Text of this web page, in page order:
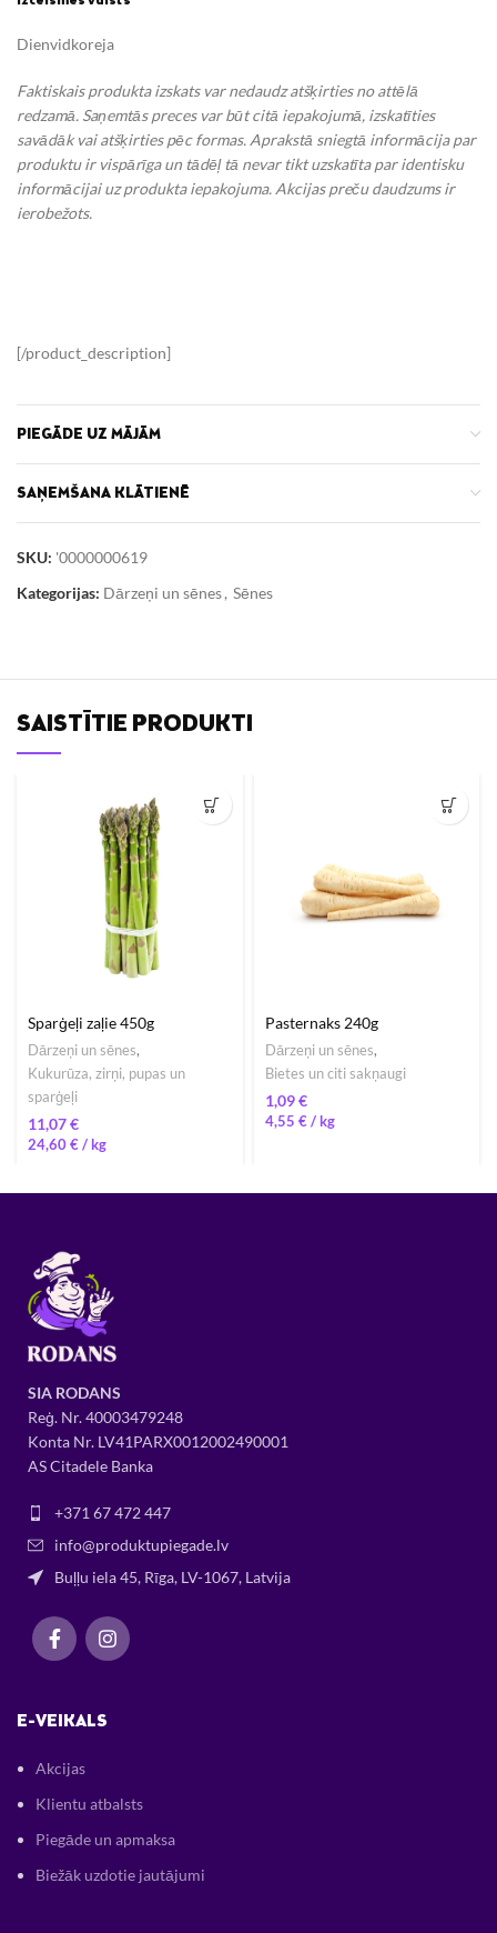
Dienvidkoreja
Faktiskais produkta izskats var nedaudz atšķirties no attēlā
redzamā. Saņemtās preces var būt citā iepakojumā, izskatīties
savādāk vai atšķirties pēc formas. Aprakstā sniegtā informācija par
produktu ir vispārīga un tādēļ tā nevar tikt uzskatīta par identisku
informācijai uz produkta iepakojuma. Akcijas preču daudzums ir
ierobežots.
[/product_description]
PIEGĀDE UZ MĀJĀM
SAŅEMŠANA KLĀTIENĒ
SKU: '0000000619
Kategorijas: Dārzeņi un sēnes, Sēnes
SAISTĪTIE PRODUKTI
Sparģeļi zaļie 450g
Dārzeņi un sēnes,
Kukurūza, zirņi, pupas un
sparģeļi
€
24,60€/
Pasternaks 240g
Dārzeņi un sēnes,
Bietes un citi sakņaugi
€
4,55 € /
SIA RODANS
Reģ. Nr.40003479248
Konta Nr. LV41PARX0012002490001
AS Citadele Banka
+371 67 472 447
info@produktupiegade.lv
Buļļu iela 45, Rīga, LV-1067, Latvija
E-VEIKALS
Akcijas
Klientu atbalsts
Piegāde un apmaksa
Biežāk uzdotie jautājumi